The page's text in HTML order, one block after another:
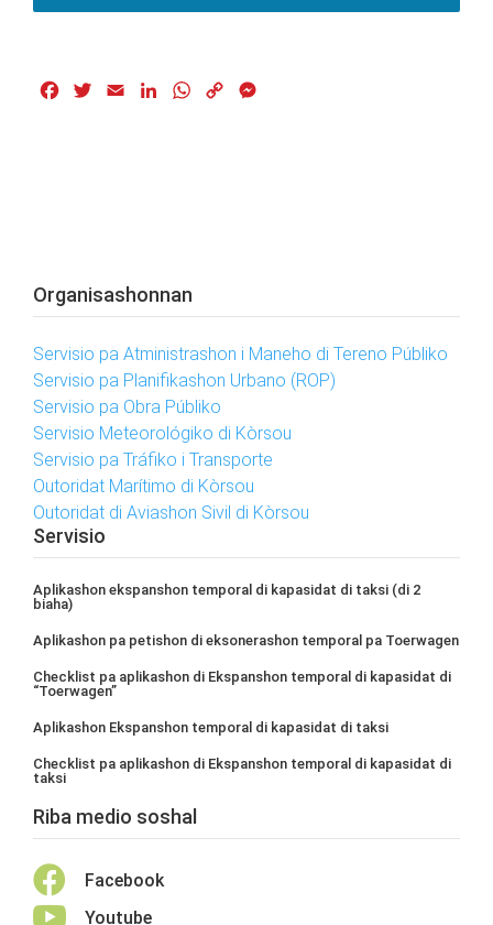
Facebook
TwitterEmail LinkedInWhatsApp
Copy
Organisashonnan
Servisio pa Atministrashon i Maneho di Tereno Públiko
Servisio pa Planifikashon Urbano (ROP)
Servisio pa Obra Públiko
Servisio Meteorológiko di Kòrsou
Servisio pa Tráfiko i Transporte
Outoridat Marítimo di Kòrsou
Outoridat di Aviashon Sivil di Kòrsou
Servisio
Aplikashon ekspanshon temporal di kapasidat di taksi (di 2
biaha)
Aplikashon pa petishon di eksonerashon temporal pa Toerwagen
Checklist pa aplikashon di Ekspanshon temporal di kapasidat di
“Toerwagen”
Aplikashon Ekspanshon temporal di kapasidat di taksi
Checklist pa aplikashon di Ekspanshon temporal di kapasidat di
taksi
Riba medio soshal
 Facebook
 Youtube